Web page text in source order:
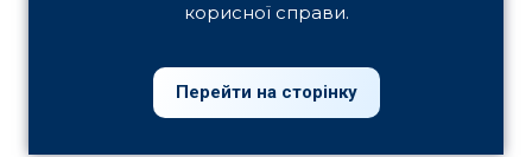
корисної справи.
Перейти на сторінку